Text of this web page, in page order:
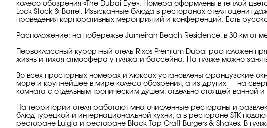
колесо обозрения «The Dubai Eye». Номера оформлены в теплой
Lock Stock & Barrel. Изысканные блюда в ресторанах отеля оценит
проведения корпоративных мероприятий и конференций. Есть
Расположение: на побережье Jumeirah Beach Residence, в 30 км от
Первоклассный курортный отель Rixos Premium Dubai расположен
жизнь и тихая атмосфера у пляжа и бассейна. На пляже можно
Во всех просторных номерах и люксах установлены французские
море и крупнейшее в мире колесо обозрения, а из других — на
комната с отдельным тропическим душем, отдельно стоящей
На территории отеля работают многочисленные рестораны и
блюд турецкой и интернациональной кухни, а в ресторане STK
ресторане Luigia и ресторане Black Tap Craft Burgers & Shakes. В